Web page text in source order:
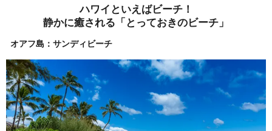
ハワイといえばビーチ！
静かに癒される「とっておきのビーチ」
オアフ島：サンディビーチ